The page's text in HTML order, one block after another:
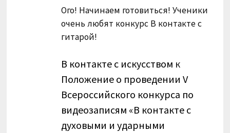
Ого! Начинаем готовиться! Ученики
очень любят конкурс В контакте с
гитарой!
В контакте с искусством к
Положение о проведении V
Всероссийского конкурса по
видеозаписям «В контакте с
духовыми и ударными